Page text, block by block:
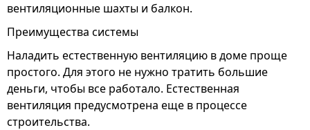
вентиляционные шахты и балкон.
Преимущества системы
Наладить естественную вентиляцию в доме проще
простого. Для этого не нужно тратить большие
деньги, чтобы все работало. Естественная
вентиляция предусмотрена еще в процессе
строительства.